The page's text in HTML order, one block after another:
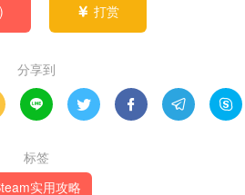
)  打赏
分享到
    
标签
实用攻略